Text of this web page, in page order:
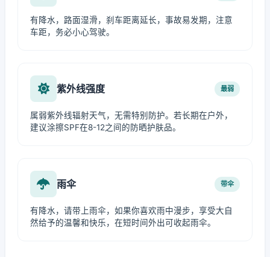
有降水，路面湿滑，刹车距离延长，事故易发期，注意
车距，务必小心驾驶。
紫外线强度 最弱
属弱紫外线辐射天气，无需特别防护。若长期在户外，
建议涂擦SPF在8-12之间的防晒护肤品。
雨伞 带伞
有降水，请带上雨伞，如果你喜欢雨中漫步，享受大自
然给予的温馨和快乐，在短时间外出可收起雨伞。